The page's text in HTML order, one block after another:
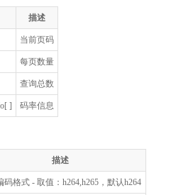
描述
当前页码
每页数量
查询总数
] 码率信息
描述
码格式 - 取值：h264,h265，默认h264